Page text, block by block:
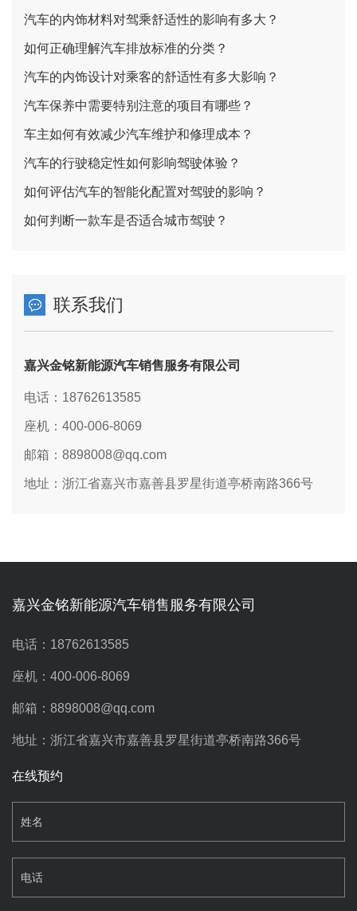
汽车的内饰材料对驾乘舒适性的影响有多大？
如何正确理解汽车排放标准的分类？
汽车的内饰设计对乘客的舒适性有多大影响？
汽车保养中需要特别注意的项目有哪些？
车主如何有效减少汽车维护和修理成本？
汽车的行驶稳定性如何影响驾驶体验？
如何评估汽车的智能化配置对驾驶的影响？
如何判断一款车是否适合城市驾驶？
联系我们
嘉兴金铭新能源汽车销售服务有限公司
电话：18762613585
座机：400-006-8069
邮箱：8898008@qq.com
地址：浙江省嘉兴市嘉善县罗星街道亭桥南路366号
嘉兴金铭新能源汽车销售服务有限公司
电话：18762613585
座机：400-006-8069
邮箱：8898008@qq.com
地址：浙江省嘉兴市嘉善县罗星街道亭桥南路366号
在线预约